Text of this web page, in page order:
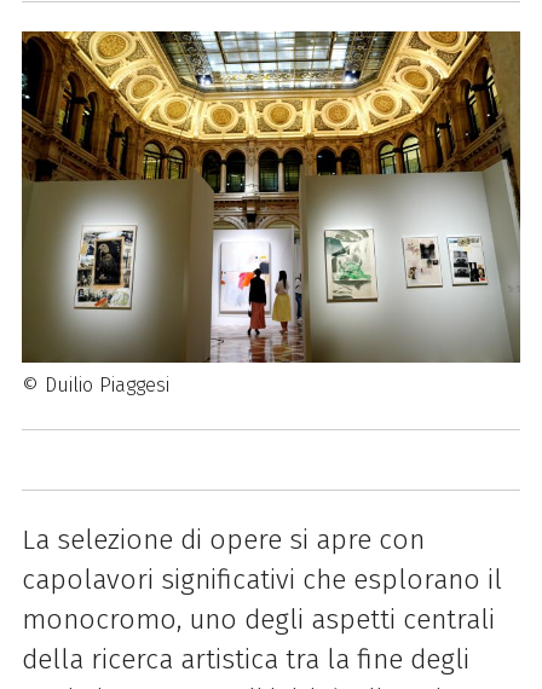
© Duilio Piaggesi
La selezione di opere si apre con
capolavori significativi che esplorano il
monocromo, uno degli aspetti centrali
della ricerca artistica tra la fine degli